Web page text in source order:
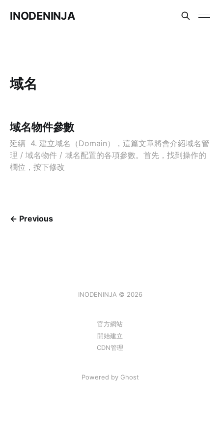
INODENINJA
域名
域名物件參數
延續 4. 建立域名（Domain），這篇文章將會介紹域名管
理 / 域名物件 / 域名配置的各項參數。首先，找到操作的
欄位，按下修改
← Previous
INODENINJA © 2026
官方網站
開始建立
CDN管理
Powered by Ghost